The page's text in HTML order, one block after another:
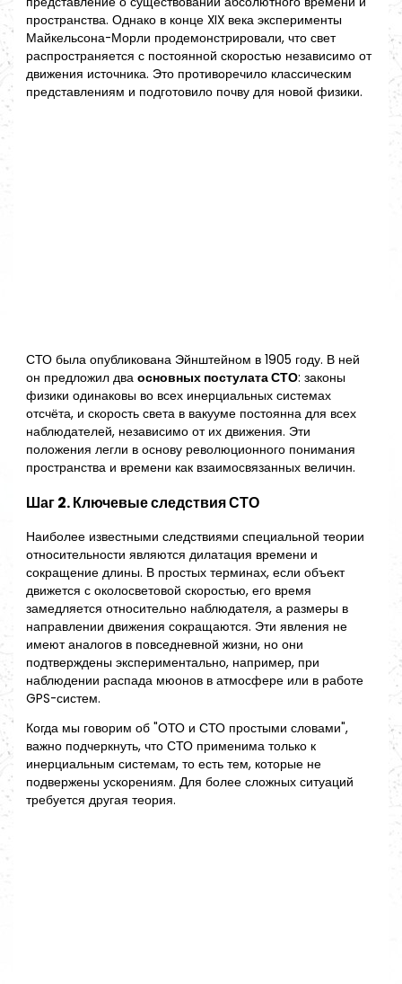
пространства. Однако в конце XIX века эксперименты
Майкельсона-Морли продемонстрировали, что свет
распространяется с постоянной скоростью независимо от
движения источника. Это противоречило классическим
представлениям и подготовило почву для новой физики.
СТО была опубликована Эйнштейном в 1905 году. В ней
он предложил дваосновных постулата СТО: законы
физики одинаковы во всех инерциальных системах
отсчёта, и скорость света в вакууме постоянна для всех
наблюдателей, независимо от их движения. Эти
положения легли в основу революционного понимания
пространства и времени как взаимосвязанных величин.
Шаг 2. Ключевые следствия СТО
Наиболее известными следствиями специальной теории
относительности являются дилатация времени и
сокращение длины. В простых терминах, если объект
движется с околосветовой скоростью, его время
замедляется относительно наблюдателя, а размеры в
направлении движения сокращаются. Эти явления не
имеют аналогов в повседневной жизни, но они
подтверждены экспериментально, например, при
наблюдении распада мюонов в атмосфере или в работе
GPS-систем.
Когда мы говорим об "ОТО и СТО простыми словами",
важно подчеркнуть, что СТО применима только к
инерциальным системам, то есть тем, которые не
подвержены ускорениям. Для более сложных ситуаций
требуется другая теория.